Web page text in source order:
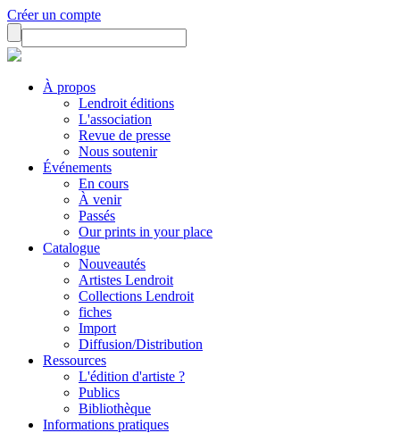
Créer un compte
À propos
Lendroit éditions
L'association
Revue de presse
Nous soutenir
Événements
En cours
À venir
Passés
Our prints in your place
Catalogue
Nouveautés
Artistes Lendroit
Collections Lendroit
fiches
Import
Diffusion/Distribution
Ressources
L'édition d'artiste ?
Publics
Bibliothèque
Informations pratiques